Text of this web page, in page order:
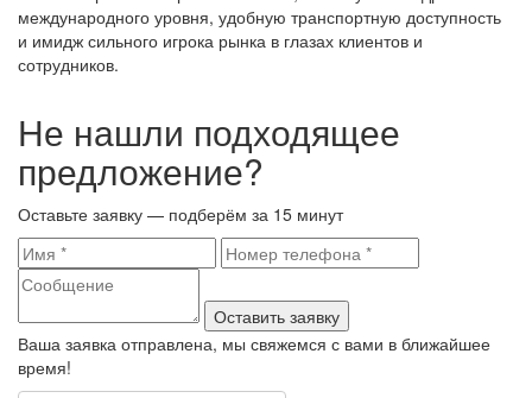
международного уровня, удобную транспортную доступность
и имидж сильного игрока рынка в глазах клиентов и
сотрудников.
Не нашли подходящее
предложение?
Оставьте заявку — подберём за 15 минут
Оставить заявку
Ваша заявка отправлена, мы свяжемся с вами в ближайшее
время!